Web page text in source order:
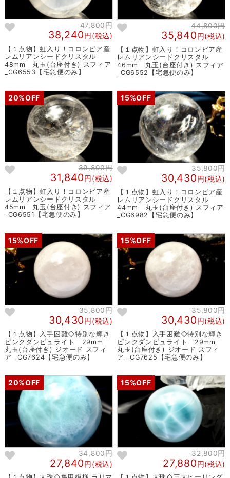
47,800円
38,240円(税込)
【１点物】虹入り！コロンビア産
レムリアンシードクリスタル
48mm 丸玉(台座付き) スフィア
_CG6553【宅急便のみ】
44,800円
35,840円(税込)
【１点物】虹入り！コロンビア産
レムリアンシードクリスタル
46mm 丸玉(台座付き) スフィア
_CG6552【宅急便のみ】
20%OFF
39,800円
31,840円(税込)
【１点物】虹入り！コロンビア産
レムリアンシードクリスタル
45mm 丸玉(台座付き) スフィア
_CG6551【宅急便のみ】
15%OFF
35,800円
30,430円(税込)
【１点物】虹入り！コロンビア産
レムリアンシードクリスタル
44mm 丸玉(台座付き) スフィア
_CG6982【宅急便のみ】
15%OFF
35,800円
30,430円(税込)
【１点物】入手困難◇特別な輝き
ピンクダンビュライト 29mm
丸玉(台座付き) ジオード スフィ
ア _CG7624【宅急便のみ】
15%OFF
35,800円
30,430円(税込)
【１点物】入手困難◇特別な輝き
ピンクダンビュライト 29mm
丸玉(台座付き) ジオード スフィ
ア _CG7625【宅急便のみ】
20%OFF
34,800円
27,840円(税込)
15%OFF
32,800円
27,880円(税込)